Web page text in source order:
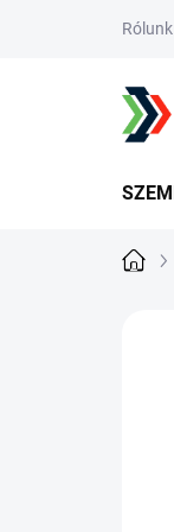
Rólunk